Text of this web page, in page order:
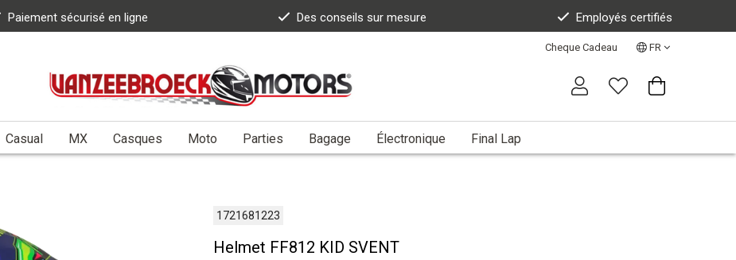
Paiement sécurisé en ligne Des conseils sur mesure Employés certifiés
Cheque Cadeau FR
Casual MX Casques Moto Parties Bagage Électronique Final Lap
1721681223
Helmet FF812 KID SVENT